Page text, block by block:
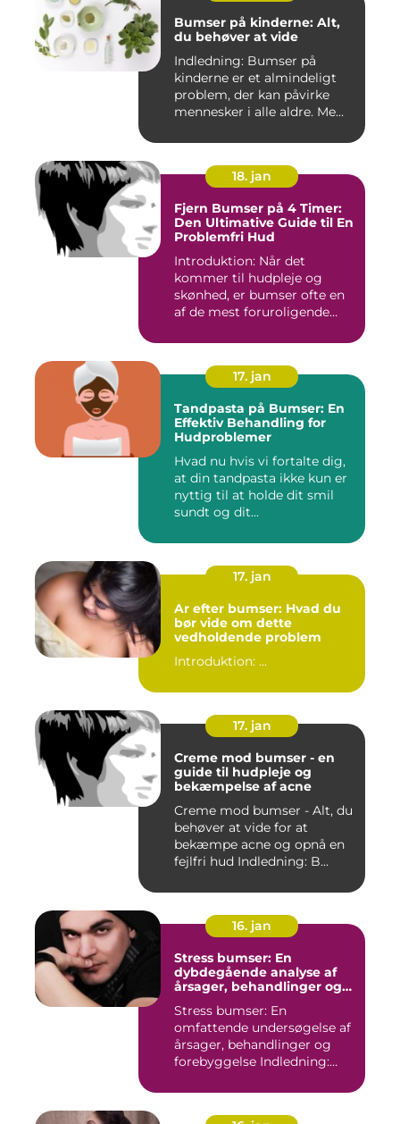
Bumser på kinderne: Alt,
du behøver at vide
Indledning: Bumser på
kinderne er et almindeligt
problem, der kan påvirke
mennesker i alle aldre. Me...
18. jan
Fjern Bumser på 4 Timer:
Den Ultimative Guide til En
Problemfri Hud
Introduktion: Når det
kommer til hudpleje og
skønhed, er bumser ofte en
af de mest foruroligende
17. jan
Tandpasta på Bumser: En
Effektiv Behandling for
Hudproblemer
Hvad nu hvis vi fortalte dig,
at din tandpasta ikke kun er
nyttig til at holde dit smil
sundt og dit...
17. jan
Ar efter bumser: Hvad du
bør vide om dette
vedholdende problem
Introduktion: ...
17. jan
Creme mod bumser - en
guide til hudpleje og
bekæmpelse af acne
Creme mod bumser - Alt, du
behøver at vide for at
bekæmpe acne og opnå en
fejlfri hud Indledning: B...
16. jan
Stress bumser: En
dybdegående analyse af
årsager, behandlinger og
Stress bumser: En
omfattende undersøgelse af
årsager, behandlinger og
forebyggelse Indledning: